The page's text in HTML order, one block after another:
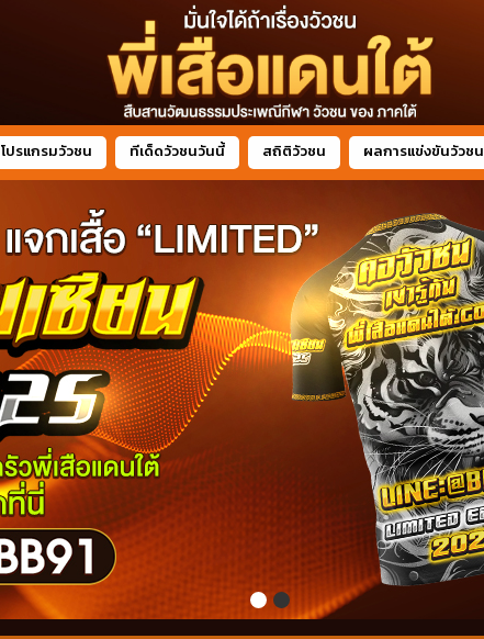
โปรแกรมวัวชน ทีเด็ดวัวชนวันนี้ สถิติวัวชน ผลการแข่งขันวัวชน